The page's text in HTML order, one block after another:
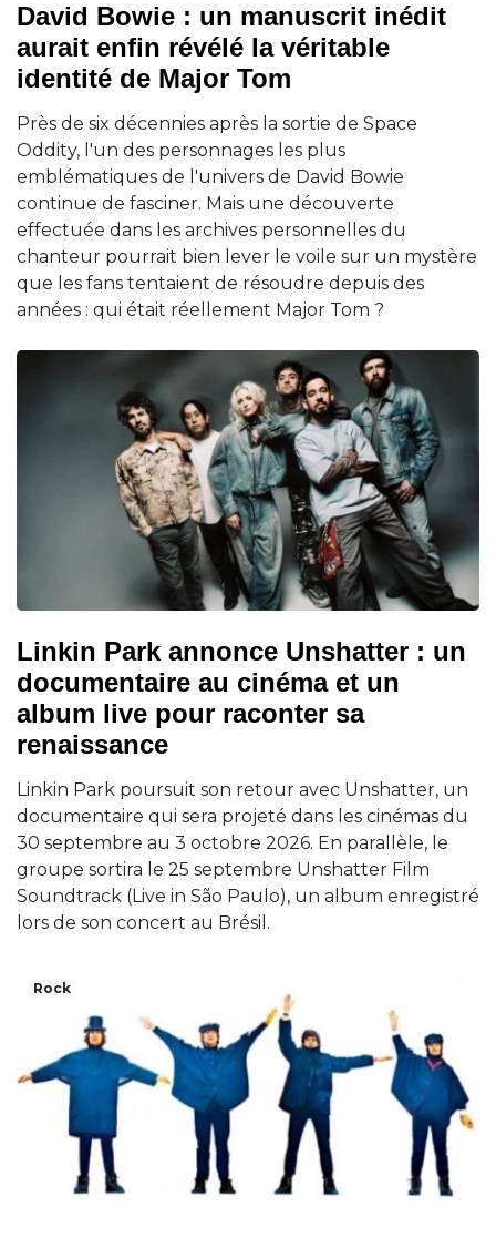
David Bowie : un manuscrit inédit
aurait enfin révélé la véritable
identité de Major Tom
Près de six décennies après la sortie de Space
Oddity, l'un des personnages les plus
emblématiques de l'univers de David Bowie
continue de fasciner. Mais une découverte
effectuée dans les archives personnelles du
chanteur pourrait bien lever le voile sur un mystère
que les fans tentaient de résoudre depuis des
années : qui était réellement Major Tom ?
Linkin Park annonce Unshatter : un
documentaire au cinéma et un
album live pour raconter sa
renaissance
Linkin Park poursuit son retour avec Unshatter, un
documentaire qui sera projeté dans les cinémas du
30 septembre au 3 octobre 2026. En parallèle, le
groupe sortira le 25 septembre Unshatter Film
Soundtrack (Live in São Paulo), un album enregistré
lors de son concert au Brésil.
Rock